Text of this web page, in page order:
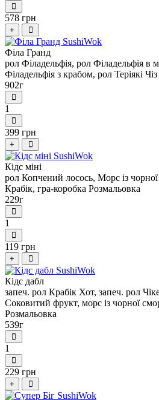
578 грн
+
Філа Гранд
рол Філадельфія, рол Філадельфія в
Філадельфія з крабом, рол Теріякі Чіз
902г
1
399 грн
+
Кідс міні
рол Копчений лосось, Морс із
Крабік, гра-коробка Розмальовка
229г
1
119 грн
+
Кідс дабл
запеч. рол Крабік Хот, запеч. рол
Соковитий фрукт, морс із чорної
Розмальовка
539г
1
229 грн
+